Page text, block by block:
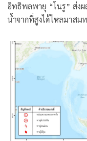
อิทธิพลพายุ​ “โนรู” ส่ง
น้ำจากที่สูงได้ไหลมาสม